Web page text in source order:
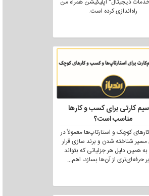
راه‌اندازی کرده است.
کارتی برای کسب و کارها
مناسب است؟
کوچک و استارتاپ‌ها معمولاً در
مسیر شناخته شدن و برند سازی قرار
به همین دلیل هر جزئیاتی که بتواند
حرفه‌ای‌تری از آن‌ها بسازد، اهم...